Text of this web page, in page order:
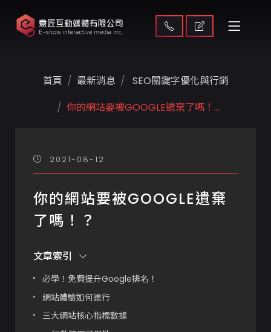
首頁 最新消息
SEO關鍵字優化與行銷
你的網站要被GOOGLE遺棄了嗎！...
2021-08-12
你的網站要被GOOGLE遺棄
了嗎！？
文章索引
必學！免費提升Google排名！
網站體驗如何進行
三大網站核心指標數據